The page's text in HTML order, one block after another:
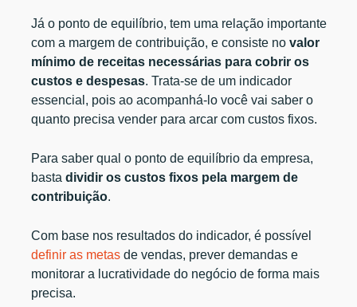
Já o ponto de equilíbrio, tem uma relação importante
com a margem de contribuição, e consiste novalor
mínimo de receitas necessárias para cobrir os
custos e despesas. Trata-se de um indicador
essencial, pois ao acompanhá-lo você vai saber o
quanto precisa vender para arcar com custos fixos.
Para saber qual o ponto de equilíbrio da empresa,
basta dividir os custos fixos pela margem de
contribuição.
Com base nos resultados do indicador, é possível
definir as metas de vendas, prever demandas e
monitorar a lucratividade do negócio de forma mais
precisa.